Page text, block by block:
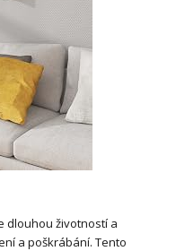
dlouhou životností a
a poškrábání. Tento